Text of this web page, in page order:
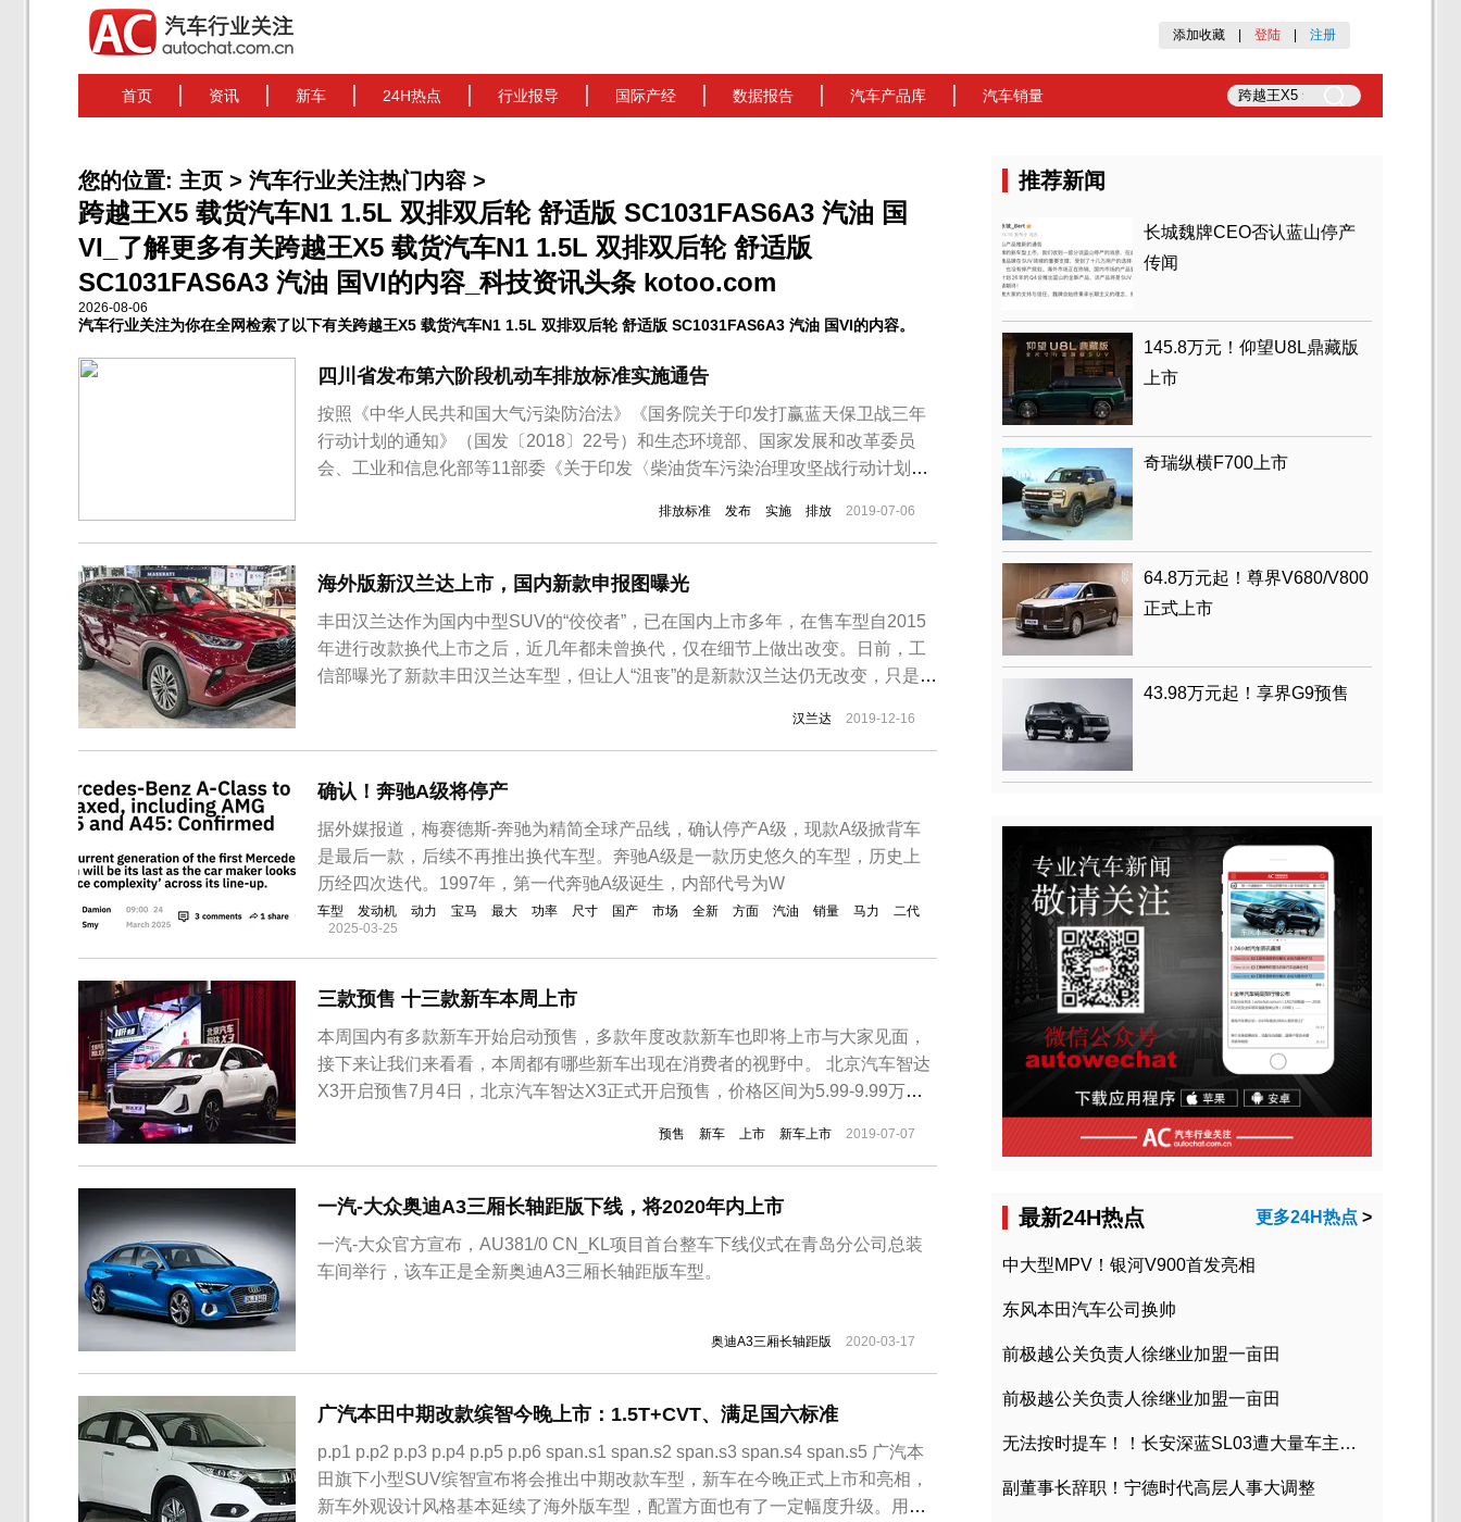
添加收藏 登陆 注册
首页 资讯 新车 24H热点 行业报导 国际产经 数据报告 汽车产品库 汽车销量
您的位置: 主页 > 汽车行业关注热门内容 >
跨越王X5 载货汽车N1 1.5L 双排双后轮 舒适版 SC1031FAS6A3 汽油 国
VI_了解更多有关跨越王X5 载货汽车N1 1.5L 双排双后轮 舒适版
SC1031FAS6A3 汽油 国VI的内容_科技资讯头条 kotoo.com
2026-08-06
汽车行业关注为你在全网检索了以下有关跨越王X5 载货汽车N1 1.5L 双排双后轮 舒适版 SC1031FAS6A3 汽油 国VI的内容。
四川省发布第六阶段机动车排放标准实施通告
按照《中华人民共和国大气污染防治法》《国务院关于印发打赢蓝天保卫战三年
行动计划的通知》（国发〔2018〕22号）和生态环境部、国家发展和改革委员
会、工业和信息化部等11部委《关于印发〈柴油货车污染治理攻坚战行动计划〉
放标准有关事项通告如下：一、严格按照国家要求，分区域、分车型、分步实施
重型燃气车：自2019年7月1日起，全...
排放标准 发布 实施 排放 2019-07-06
海外版新汉兰达上市，国内新款申报图曝光
丰田汉兰达作为国内中型SUV的“佼佼者”，已在国内上市多年，在售车型自2015
年进行改款换代上市之后，近几年都未曾换代，仅在细节上做出改变。日前，工
信部曝光了新款丰田汉兰达车型，但让人“沮丧”的是新款汉兰达仍无改变，只是进
汉兰达 2019-12-16
确认！奔驰A级将停产
据外媒报道，梅赛德斯-奔驰为精简全球产品线，确认停产A级，现款A级掀背车
是最后一款，后续不再推出换代车型。奔驰A级是一款历史悠久的车型，历史上
历经四次迭代。1997年，第一代奔驰A级诞生，内部代号为W
车型 发动机 动力 宝马 最大 功率 尺寸 国产 市场 全新 方面 汽油 销量 马力
二代
2025-03-25
三款预售 十三款新车本周上市
本周国内有多款新车开始启动预售，多款年度改款新车也即将上市与大家见面，
接下来让我们来看看，本周都有哪些新车出现在消费者的视野中。 北京汽车智达
X3开启预售7月4日，北京汽车智达X3正式开启预售，价格区间为5.99-9.99万
改款车型，外观方面其采用了最新的家族式设计，整体更为动感时尚。动力方面
搭载1.5T/1.5L两款发动...
预售 新车 上市 新车上市 2019-07-07
一汽-大众奥迪A3三厢长轴距版下线，将2020年内上市
一汽-大众官方宣布，AU381/0 CN_KL项目首台整车下线仪式在青岛分公司总装
车间举行，该车正是全新奥迪A3三厢长轴距版车型。
奥迪A3三厢长轴距版 2020-03-17
广汽本田中期改款缤智今晚上市：1.5T+CVT、满足国六标准
p.p1 p.p2 p.p3 p.p4 p.p5 p.p6 span.s1 span.s2 span.s3 span.s4 span.s5 广汽本
田旗下小型SUV缤智宣布将会推出中期改款车型，新车在今晚正式上市和亮相，
新车外观设计风格基本延续了海外版车型，配置方面也有了一定幅度升级。用
推荐新闻
长城魏牌CEO否认蓝山停产
传闻
145.8万元！仰望U8L鼎藏版
上市
奇瑞纵横F700上市
64.8万元起！尊界V680/V800
正式上市
43.98万元起！享界G9预售
最新24H热点 更多24H热点 >
中大型MPV！银河V900首发亮相
东风本田汽车公司换帅
前极越公关负责人徐继业加盟一亩田
前极越公关负责人徐继业加盟一亩田
无法按时提车！！长安深蓝SL03遭大量车主投诉
副董事长辞职！宁德时代高层人事大调整